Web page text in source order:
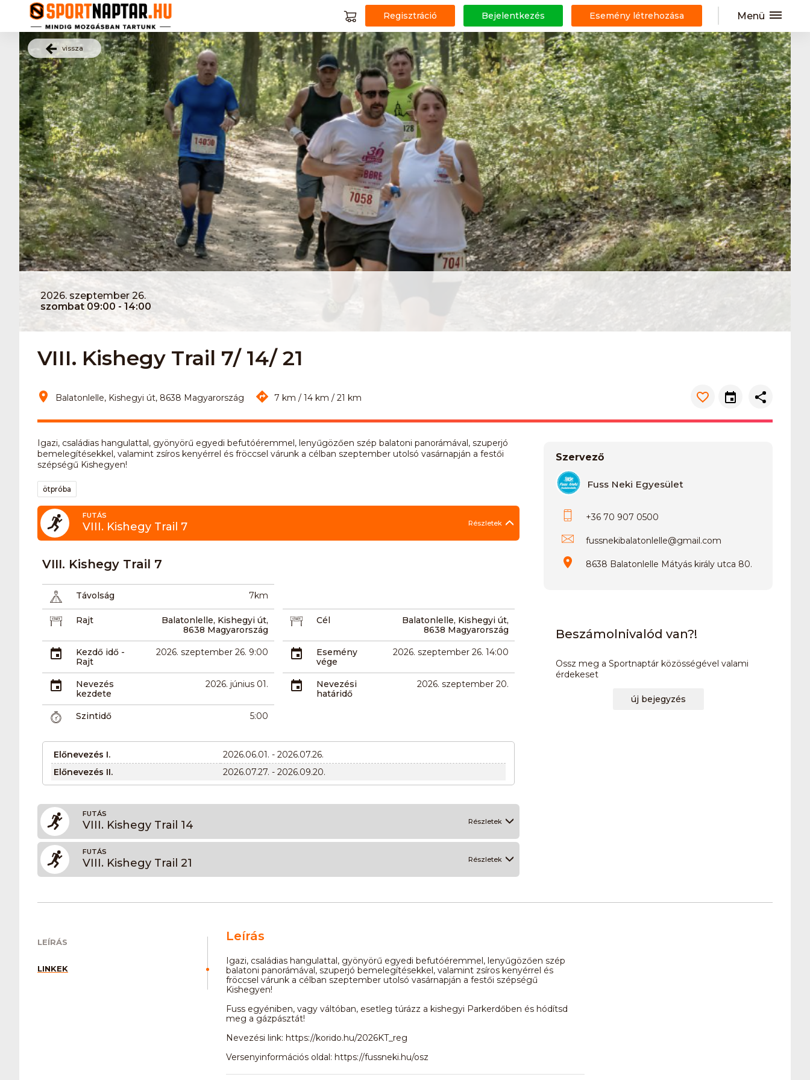
Regisztráció Bejelentkezés Esemény létrehozása Menü
vissza
2026. szeptember 26.
szombat 09:00 - 14:00
VIII. Kishegy Trail 7/ 14/ 21
Balatonlelle, Kishegyi út, 8638 Magyarország 7 km / 14 km / 21 km
Igazi, családias hangulattal, gyönyörű egyedi befutóéremmel, lenyűgözően szép balatoni panorámával, szuperjó
bemelegítésekkel, valamint zsíros kenyérrel és fröccsel várunk a célban szeptember utolsó vasárnapján a festői
szépségű Kishegyen!
ötpróba
FUTÁS
VIII. Kishegy Trail 7 Részletek
VIII. Kishegy Trail 7
Távolság 7km
Rajt
Balatonlelle, Kishegyi út,
8638 Magyarország
Cél
Balatonlelle, Kishegyi út,
8638 Magyarország
Kezdő idő -
Rajt
2026. szeptember 26. 9:00
Esemény
vége
2026. szeptember 26. 14:00
Nevezés
kezdete
2026. június 01.
Nevezési
határidő
2026. szeptember 20.
Szintidő 5:00
Előnevezés I.
2026.06.01. - 2026.07.26.
Előnevezés II.
2026.07.27. - 2026.09.20.
FUTÁS
VIII. Kishegy Trail 14 Részletek
FUTÁS
VIII. Kishegy Trail 21 Részletek
Szervező
Fuss Neki Egyesület
+36 70 907 0500
fussnekibalatonlelle@gmail.com
8638 Balatonlelle Mátyás király utca 80.
Beszámolnivalód van?!
Ossz meg a Sportnaptár közösségével valami
érdekeset
új bejegyzés
LEÍRÁS
LINKEK
Leírás
Igazi, családias hangulattal, gyönyörű egyedi befutóéremmel, lenyűgözően szép
balatoni panorámával, szuperjó bemelegítésekkel, valamint zsíros kenyérrel és
fröccsel várunk a célban szeptember utolsó vasárnapján a festői szépségű
Kishegyen!
Fuss egyéniben, vagy váltóban, esetleg túrázz a kishegyi Parkerdőben és hódítsd
meg a gázpásztát!
Nevezési link: https://korido.hu/2026KT_reg
Versenyinformációs oldal: https://fussneki.hu/osz